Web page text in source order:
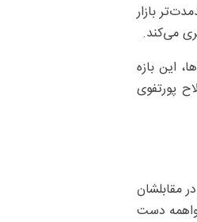
بازار
می‌کند.
این بازه
پورتفوی
مقابلشان
دست